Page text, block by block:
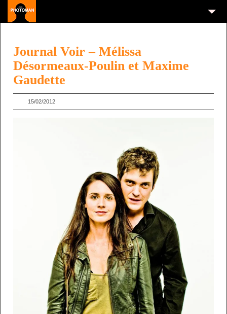
Journal Voir – Mélissa
Désormeaux-Poulin et Maxime
Gaudette
15/02/2012